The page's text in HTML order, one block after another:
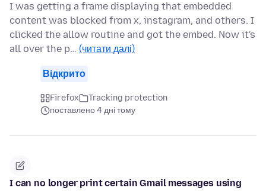
I was getting a frame displaying that embedded
content was blocked from x, instagram, and others. I
clicked the allow routine and got the embed. Now it's
all over the p… (читати далі)
Відкрито
Firefox
Tracking protection
поставлено 4 дні тому
I can no longer print certain Gmail messages using